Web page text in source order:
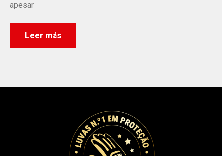
apesar
Leer más